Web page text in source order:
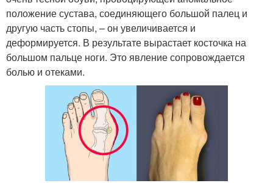
положение сустава, соединяющего большой палец и
другую часть стопы, – он увеличивается и
деформируется. В результате вырастает косточка на
большом пальце ноги. Это явление сопровождается
болью и отеками.